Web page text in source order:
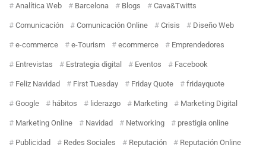
Analítica Web Barcelona Blogs Cava&Twitts
Comunicación Comunicación Online Crisis Diseño Web
e-commerce e-Tourism ecommerce Emprendedores
Entrevistas Estrategia digital Eventos Facebook
Feliz Navidad First Tuesday Friday Quote fridayquote
Google hábitos liderazgo Marketing Marketing Digital
Marketing Online Navidad Networking prestigia online
Publicidad Redes Sociales Reputación Reputación Online